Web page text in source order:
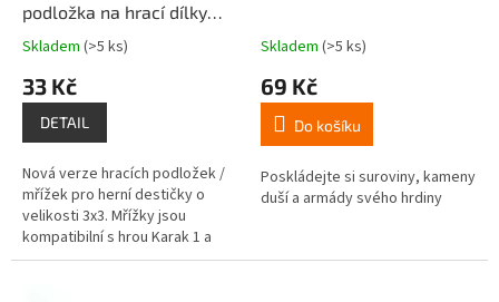
podložka na hrací dílky
(V2.0)
Průměrné
produktu
5
hvězdiček.
Skladem (>5 ks)
33 Kč
DETAIL
Nová verze hracích podložek /
mřížek pro herní destičky o
velikosti 3x3. Mřížky jsou
kompatibilní s hrou Karak 1 a
Carcassonne.
Průměrné
produktu
5,0
5
hvězdiček.
Skladem (>5 ks)
69 Kč
Do košíku
Poskládejte si suroviny, kameny
duší a armády svého hrdiny